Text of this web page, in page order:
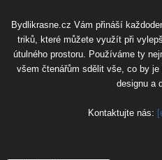
Bydlikrasne.cz Vám přináší
triků, které můžete využít při
útulného prostoru. Používáme ty
všem čtenářům sdělit vše, co by
designu a
Kontaktujte nás: